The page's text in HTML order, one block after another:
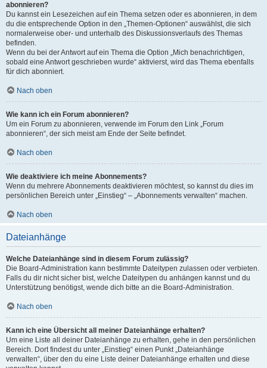
abonnieren?
Du kannst ein Lesezeichen auf ein Thema setzen oder es abonnieren, in dem
du die entsprechende Option in den „Themen-Optionen“ auswählst, die sich
normalerweise ober- und unterhalb des Diskussionsverlaufs des Themas
befinden.
Wenn du bei der Antwort auf ein Thema die Option „Mich benachrichtigen,
sobald eine Antwort geschrieben wurde“ aktivierst, wird das Thema ebenfalls
für dich abonniert.
Nach oben
Wie kann ich ein Forum abonnieren?
Um ein Forum zu abonnieren, verwende im Forum den Link „Forum
abonnieren“, der sich meist am Ende der Seite befindet.
Nach oben
Wie deaktiviere ich meine Abonnements?
Wenn du mehrere Abonnements deaktivieren möchtest, so kannst du dies im
persönlichen Bereich unter „Einstieg“ – „Abonnements verwalten“ machen.
Nach oben
Dateianhänge
Welche Dateianhänge sind in diesem Forum zulässig?
Die Board-Administration kann bestimmte Dateitypen zulassen oder verbieten.
Falls du dir nicht sicher bist, welche Dateitypen du anhängen kannst und du
Unterstützung benötigst, wende dich bitte an die Board-Administration.
Nach oben
Kann ich eine Übersicht all meiner Dateianhänge erhalten?
Um eine Liste all deiner Dateianhänge zu erhalten, gehe in den persönlichen
Bereich. Dort findest du unter „Einstieg“ einen Punkt „Dateianhänge
verwalten“, über den du eine Liste deiner Dateianhänge erhalten und diese